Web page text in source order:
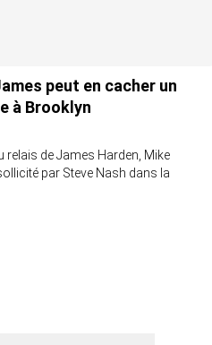
peut en cacher un
à Brooklyn
relais de James Harden, Mike
par Steve Nash dans la